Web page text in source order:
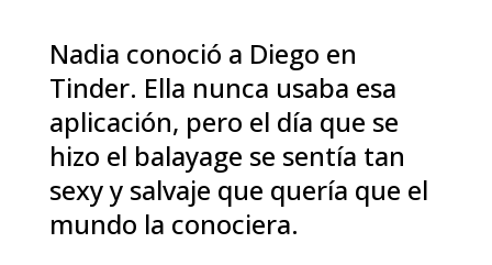
Nadia conoció a Diego en
Tinder. Ella nunca usaba esa
aplicación, pero el día que se
hizo el balayage se sentía tan
sexy y salvaje que quería que el
mundo la conociera.